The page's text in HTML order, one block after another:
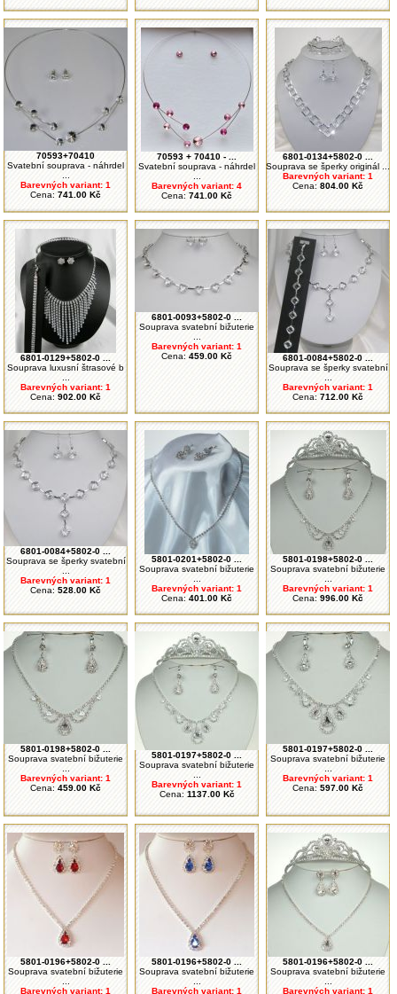
70593+70410
Svatební souprava - náhrdel
Barevných variant: 1
Cena: 741.00 Kč
70593 + 70410 - ...
Svatební souprava - náhrdel
Barevných variant: 4
Cena: 741.00 Kč
6801-0134+5802-0 ...
Souprava se šperky originál ...
Barevných variant: 1
Cena: 804.00 Kč
6801-0129+5802-0 ...
Souprava luxusní štrasové b
Barevných variant: 1
Cena: 902.00 Kč
6801-0093+5802-0 ...
Souprava svatební bižuterie
Barevných variant: 1
Cena: 459.00 Kč
6801-0084+5802-0 ...
Souprava se šperky svatební
Barevných variant: 1
Cena: 712.00 Kč
6801-0084+5802-0 ...
Souprava se šperky svatební
Barevných variant: 1
Cena: 528.00 Kč
5801-0201+5802-0 ...
Souprava svatební bižuterie
Barevných variant: 1
Cena: 401.00 Kč
5801-0198+5802-0 ...
Souprava svatební bižuterie
Barevných variant: 1
Cena: 996.00 Kč
5801-0198+5802-0 ...
Souprava svatební bižuterie
Barevných variant: 1
Cena: 459.00 Kč
5801-0197+5802-0 ...
Souprava svatební bižuterie
Barevných variant: 1
Cena: 1137.00 Kč
5801-0197+5802-0 ...
Souprava svatební bižuterie
Barevných variant: 1
Cena: 597.00 Kč
5801-0196+5802-0 ...
Souprava svatební bižuterie
Barevných variant: 1
5801-0196+5802-0 ...
Souprava svatební bižuterie
Barevných variant: 1
5801-0196+5802-0 ...
Souprava svatební bižuterie
Barevných variant: 1